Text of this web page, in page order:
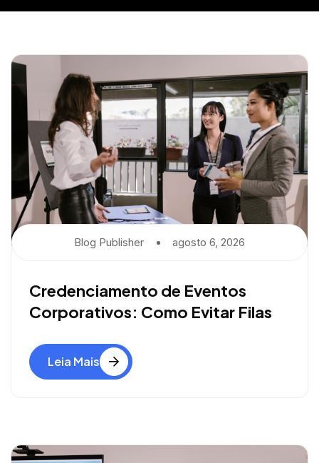
Blog Publisher Agosto 6, 2026
Credenciamento de Eventos
Corporativos: Como Evitar Filas
Leia Mais